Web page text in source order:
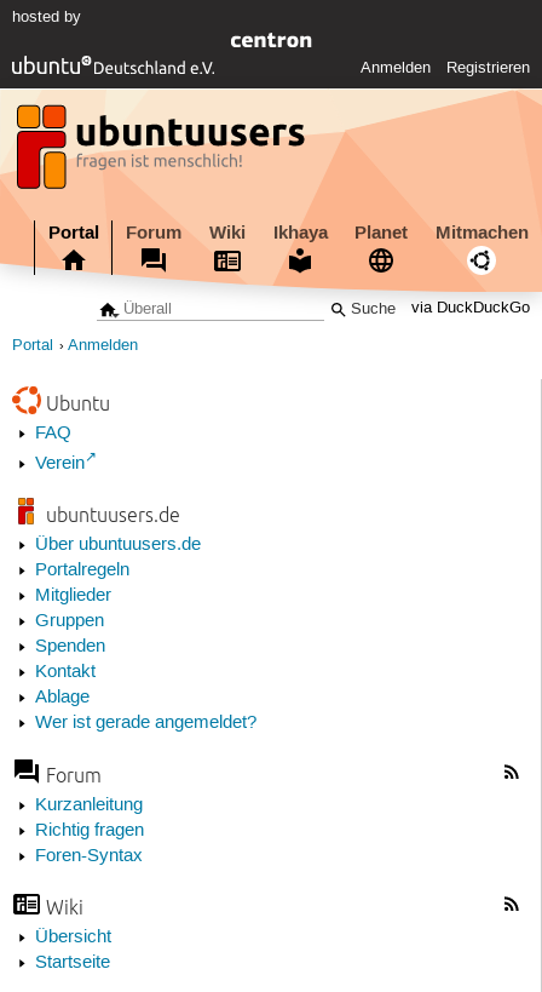
hosted by
Anmelden Registrieren
Portal Forum Wiki Ikhaya Planet Mitmachen
via DuckDuckGo
Portal Anmelden
Ubuntu
FAQ
Verein
ubuntuusers.de
Über ubuntuusers.de
Portalregeln
Mitglieder
Gruppen
Spenden
Kontakt
Ablage
Wer ist gerade angemeldet?
Forum
Kurzanleitung
Richtig fragen
Foren-Syntax
Wiki
Übersicht
Startseite